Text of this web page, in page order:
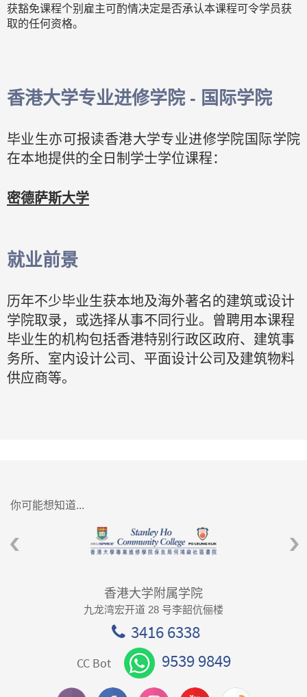
获豁免课程个别雇主可酌情决定是否承认本课程可令学员获
取的任何资格。
香港大学专业进修学院 - 国际学院
毕业生亦可报读香港大学专业进修学院国际学院
在本地提供的全日制学士学位课程：
密德萨斯大学
就业前景
历年不少毕业生获本地及海外著名的建筑或设计
学院取录，或选择从事不同行业。曾聘用本课程
毕业生的机构包括香港特别行政区政府、建筑事
务所、室内设计公司、平面设计公司及建筑物料
供应商等。
你可能想知道...
香港大学附属学院
九龙湾宏开道 28 号李韶伉俪楼
3416 6338
CC Bot 9539 9849